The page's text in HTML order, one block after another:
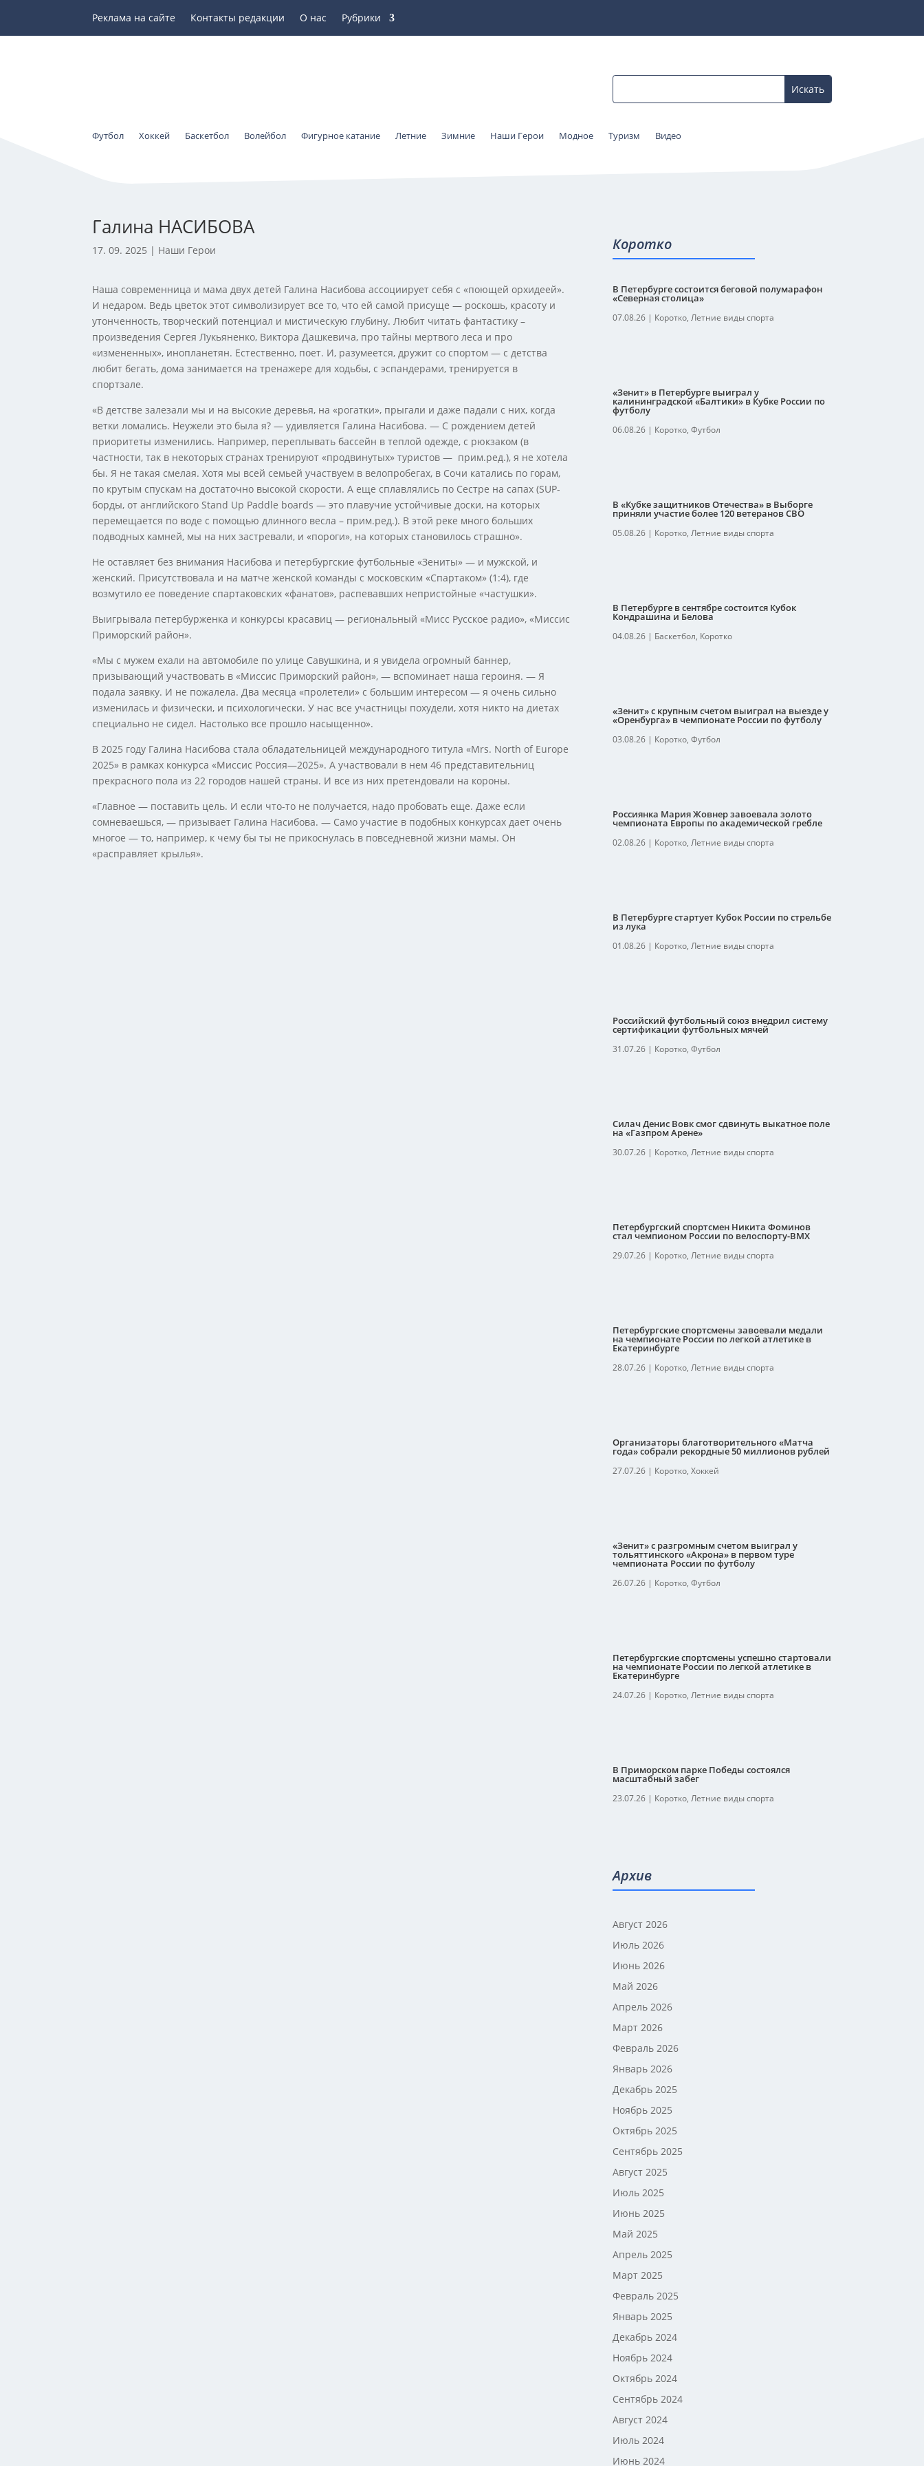
Реклама на сайте Контакты редакции О нас Рубрики
Футбол Хоккей Баскетбол Волейбол Фигурное катание Летние Зимние Наши Герои Модное Туризм Видео
Галина НАСИБОВА
17. 09. 2025 | Наши Герои
Наша современница и мама двух детей Галина Насибова ассоциирует себя с «поющей орхидеей».
И недаром. Ведь цветок этот символизирует все то, что ей самой присуще — роскошь, красоту и
утонченность, творческий потенциал и мистическую глубину. Любит читать фантастику –
произведения Сергея Лукьяненко, Виктора Дашкевича, про тайны мертвого леса и про
«измененных», инопланетян. Естественно, поет. И, разумеется, дружит со спортом — с детства
любит бегать, дома занимается на тренажере для ходьбы, с эспандерами, тренируется в
спортзале.
«В детстве залезали мы и на высокие деревья, на «рогатки», прыгали и даже падали с них, когда
ветки ломались. Неужели это была я? — удивляется Галина Насибова. — С рождением детей
приоритеты изменились. Например, переплывать бассейн в теплой одежде, с рюкзаком (в
частности, так в некоторых странах тренируют «продвинутых» туристов — прим.ред.), я не хотела
бы. Я не такая смелая. Хотя мы всей семьей участвуем в велопробегах, в Сочи катались по горам,
по крутым спускам на достаточно высокой скорости. А еще сплавлялись по Сестре на сапах (SUP-
борды, от английского Stand Up Paddle boards — это плавучие устойчивые доски, на которых
перемещается по воде с помощью длинного весла – прим.ред.). В этой реке много больших
подводных камней, мы на них застревали, и «пороги», на которых становилось страшно».
Не оставляет без внимания Насибова и петербургские футбольные «Зениты» — и мужской, и
женский. Присутствовала и на матче женской команды с московским «Спартаком» (1:4), где
возмутило ее поведение спартаковских «фанатов», распевавших непристойные «частушки».
Выигрывала петербурженка и конкурсы красавиц — региональный «Мисс Русское радио», «Миссис
Приморский район».
«Мы с мужем ехали на автомобиле по улице Савушкина, и я увидела огромный баннер,
призывающий участвовать в «Миссис Приморский район», — вспоминает наша героиня. — Я
подала заявку. И не пожалела. Два месяца «пролетели» с большим интересом — я очень сильно
изменилась и физически, и психологически. У нас все участницы похудели, хотя никто на диетах
специально не сидел. Настолько все прошло насыщенно».
В 2025 году Галина Насибова стала обладательницей международного титула «Mrs. North of Europe
2025» в рамках конкурса «Миссис Россия—2025». А участвовали в нем 46 представительниц
прекрасного пола из 22 городов нашей страны. И все из них претендовали на короны.
«Главное — поставить цель. И если что-то не получается, надо пробовать еще. Даже если
сомневаешься, — призывает Галина Насибова. — Само участие в подобных конкурсах дает очень
многое — то, например, к чему бы ты не прикоснулась в повседневной жизни мамы. Он
«расправляет крылья».
Коротко
В Петербурге состоится беговой полумарафон
«Северная столица»
07.08.26| Коротко, Летние виды спорта
«Зенит» в Петербурге выиграл у
калининградской «Балтики» в Кубке России по
футболу
06.08.26| Коротко, Футбол
В «Кубке защитников Отечества» в Выборге
приняли участие более 120 ветеранов СВО
05.08.26| Коротко, Летние виды спорта
В Петербурге в сентябре состоится Кубок
Кондрашина и Белова
04.08.26| Баскетбол, Коротко
«Зенит» с крупным счетом выиграл на выезде у
«Оренбурга» в чемпионате России по футболу
03.08.26| Коротко, Футбол
Россиянка Мария Жовнер завоевала золото
чемпионата Европы по академической гребле
02.08.26| Коротко, Летние виды спорта
В Петербурге стартует Кубок России по стрельбе
из лука
01.08.26| Коротко, Летние виды спорта
Российский футбольный союз внедрил систему
сертификации футбольных мячей
31.07.26| Коротко, Футбол
Силач Денис Вовк смог сдвинуть выкатное поле
на «Газпром Арене»
30.07.26| Коротко, Летние виды спорта
Петербургский спортсмен Никита Фоминов
стал чемпионом России по велоспорту-ВМХ
29.07.26| Коротко, Летние виды спорта
Петербургские спортсмены завоевали медали
на чемпионате России по легкой атлетике в
Екатеринбурге
28.07.26| Коротко, Летние виды спорта
Организаторы благотворительного «Матча
года» собрали рекордные 50 миллионов рублей
27.07.26| Коротко, Хоккей
«Зенит» с разгромным счетом выиграл у
тольяттинского «Акрона» в первом туре
чемпионата России по футболу
26.07.26| Коротко, Футбол
Петербургские спортсмены успешно стартовали
на чемпионате России по легкой атлетике в
Екатеринбурге
24.07.26| Коротко, Летние виды спорта
В Приморском парке Победы состоялся
масштабный забег
23.07.26| Коротко, Летние виды спорта
Архив
Август 2026
Июль 2026
Июнь 2026
Май 2026
Апрель 2026
Март 2026
Февраль 2026
Январь 2026
Декабрь 2025
Ноябрь 2025
Октябрь 2025
Сентябрь 2025
Август 2025
Июль 2025
Июнь 2025
Май 2025
Апрель 2025
Март 2025
Февраль 2025
Январь 2025
Декабрь 2024
Ноябрь 2024
Октябрь 2024
Сентябрь 2024
Август 2024
Июль 2024
Июнь 2024